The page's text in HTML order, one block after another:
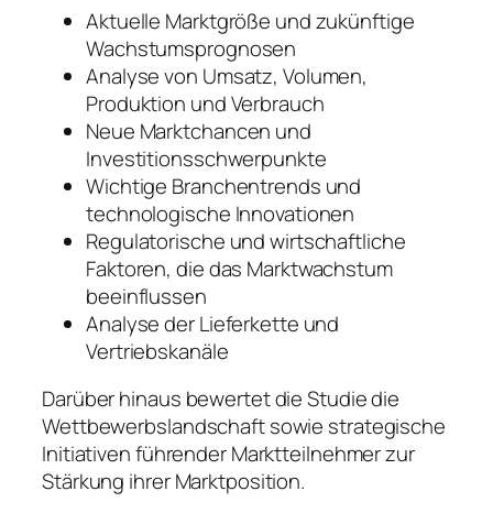
Aktuelle Marktgröße und zukünftige
Wachstumsprognosen
Analyse von Umsatz, Volumen,
Produktion und Verbrauch
Neue Marktchancen und
Investitionsschwerpunkte
Wichtige Branchentrends und
technologische Innovationen
Regulatorische und wirtschaftliche
Faktoren, die das Marktwachstum
beeinflussen
Analyse der Lieferkette und
Vertriebskanäle
Darüber hinaus bewertet die Studie die
Wettbewerbslandschaft sowie strategische
Initiativen führender Marktteilnehmer zur
Stärkung ihrer Marktposition.